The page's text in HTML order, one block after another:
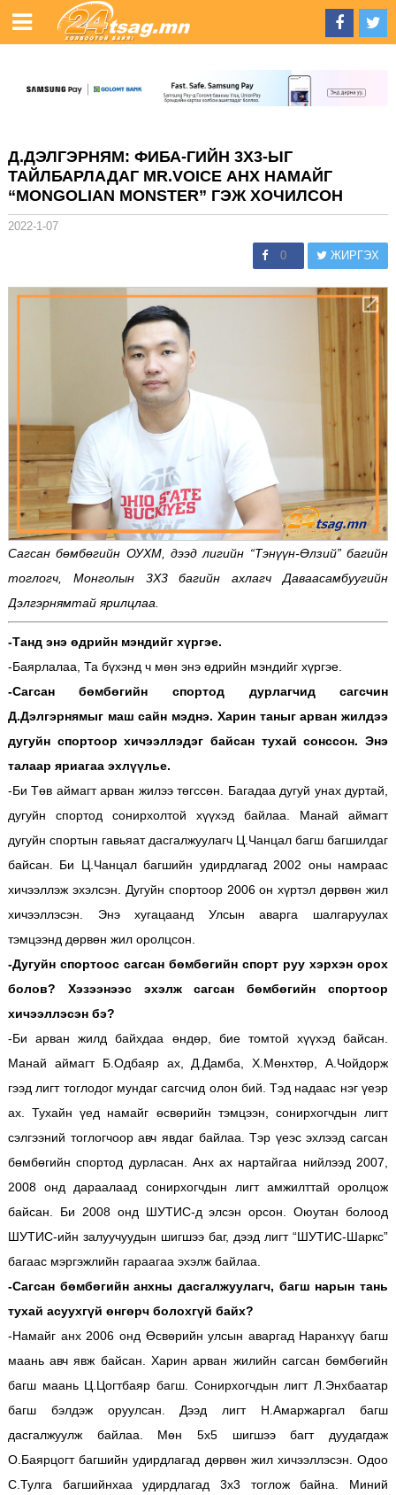
Д.ДЭЛГЭРНЯМ: ФИБА-ГИЙН 3Х3-ЫГ
ТАЙЛБАРЛАДАГ MR.VOICE АНХ НАМАЙГ
“MONGOLIAN MONSTER” ГЭЖ ХОЧИЛСОН
2022-1-07
0 ЖИРГЭХ
Сагсан бөмбөгийн ОУХМ, дээд лигийн “Тэнүүн-Өлзий” багийн
тоглогч, Монголын 3Х3 багийн ахлагч Даваасамбуугийн
Дэлгэрнямтай ярилцлаа.
-Танд энэ өдрийн мэндийг хүргэе.
-Баярлалаа, Та бүхэнд ч мөн энэ өдрийн мэндийг хүргэе.
-Сагсан бөмбөгийн спортод дурлагчид сагсчин
Д.Дэлгэрнямыг маш сайн мэднэ. Харин таныг арван жилдээ
дугуйн спортоор хичээллэдэг байсан тухай сонссон. Энэ
талаар яриагаа эхлүүлье.
-Би Төв аймагт арван жилээ төгссөн. Багадаа дугуй унах дуртай,
дугуйн спортод сонирхолтой хүүхэд байлаа. Манай аймагт
дугуйн спортын гавьяат дасгалжуулагч Ц.Чанцал багш багшилдаг
байсан. Би Ц.Чанцал багшийн удирдлагад 2002 оны намраас
хичээллэж эхэлсэн. Дугуйн спортоор 2006 он хүртэл дөрвөн жил
хичээллэсэн. Энэ хугацаанд Улсын аварга шалгаруулах
тэмцээнд дөрвөн жил оролцсон.
-Дугуйн спортоос сагсан бөмбөгийн спорт руу хэрхэн орох
болов? Хэзээнээс эхэлж сагсан бөмбөгийн спортоор
хичээллэсэн бэ?
-Би арван жилд байхдаа өндөр, бие томтой хүүхэд байсан.
Манай аймагт Б.Одбаяр ах, Д.Дамба, Х.Мөнхтөр, А.Чойдорж
гээд лигт тоглодог мундаг сагсчид олон бий. Тэд надаас нэг үеэр
ах. Тухайн үед намайг өсвөрийн тэмцээн, сонирхогчдын лигт
сэлгээний тоглогчоор авч явдаг байлаа. Тэр үеэс эхлээд сагсан
бөмбөгийн спортод дурласан. Анх ах нартайгаа нийлээд 2007,
2008 онд дараалаад сонирхогчдын лигт амжилттай оролцож
байсан. Би 2008 онд ШУТИС-д элсэн орсон. Оюутан болоод
ШУТИС-ийн залуучуудын шигшээ баг, дээд лигт “ШУТИС-Шаркс”
багаас мэргэжлийн гараагаа эхэлж байлаа.
-Сагсан бөмбөгийн анхны дасгалжуулагч, багш нарын тань
тухай асуухгүй өнгөрч болохгүй байх?
-Намайг анх 2006 онд Өсвөрийн улсын аваргад Наранхүү багш
маань авч явж байсан. Харин арван жилийн сагсан бөмбөгийн
багш маань Ц.Цогтбаяр багш. Сонирхогчдын лигт Л.Энхбаатар
багш бэлдэж оруулсан. Дээд лигт Н.Амаржаргал багш
дасгалжуулж байлаа. Мөн 5х5 шигшээ багт дуудагдаж
О.Баярцогт багшийн удирдлагад дөрвөн жил хичээллэсэн. Одоо
С.Тулга багшийнхаа удирдлагад 3х3 тоглож байна. Миний